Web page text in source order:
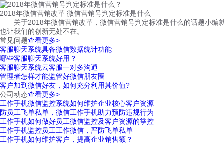
2018年微信营销改革 微信营销号判定标准是什么
关于2018年微信营销改革，微信营销号判定标准是什么的话题小编
也让我们的创新无处不在。
常见问题查看更多>
客服聊天系统具备微信数据统计功能
哪些客服聊天系统好用？
客服聊天系统云客服一对多沟通
管理者怎样才能监管好微信朋友圈
客户加到微信好友，如何充分利用其价值?
公司动态查看更多>
工作手机微信监控系统如何维护企业核心客户资源
防员工飞单私单，微信工作手机助力预防违规行为
工作手机如何做好员工微信监控及客户资源的掌控
工作手机监控员工工作微信，严防飞单私单
工作手机如何维护客户，提高企业销售额？